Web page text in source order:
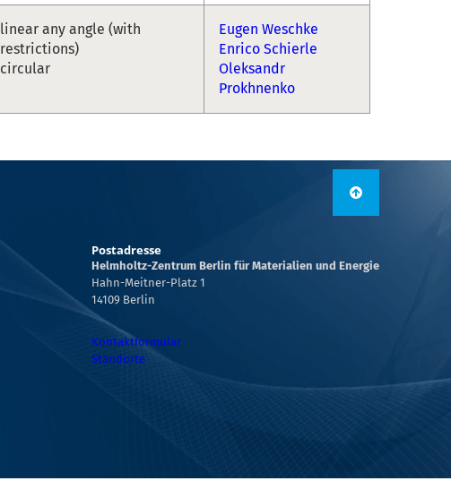
linear any angle (with
restrictions)
circular
Eugen Weschke
Enrico Schierle
Oleksandr
Prokhnenko
Postadresse
Helmholtz-Zentrum Berlin für Materialien und Energie
Hahn-Meitner-Platz 1
14109 Berlin
Kontaktformular
Standorte